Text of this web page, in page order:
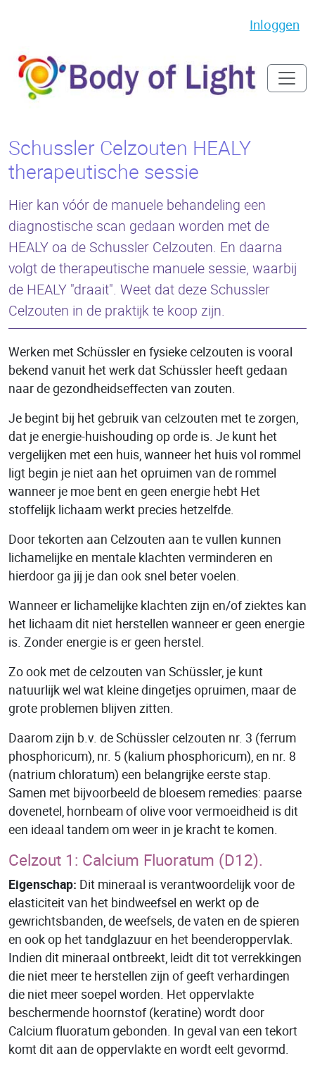
Inloggen
Schussler Celzouten HEALY
therapeutische sessie
Hier kan vóór de manuele behandeling een
diagnostische scan gedaan worden met de
HEALY oa de Schussler Celzouten. En daarna
volgt de therapeutische manuele sessie, waarbij
de HEALY "draait". Weet dat deze Schussler
Celzouten in de praktijk te koop zijn.
Werken met Schüssler en fysieke celzouten is vooral
bekend vanuit het werk dat Schüssler heeft gedaan
naar de gezondheidseffecten van zouten.
Je begint bij het gebruik van celzouten met te zorgen,
dat je energie-huishouding op orde is. Je kunt het
vergelijken met een huis, wanneer het huis vol rommel
ligt begin je niet aan het opruimen van de rommel
wanneer je moe bent en geen energie hebt Het
stoffelijk lichaam werkt precies hetzelfde.
Door tekorten aan Celzouten aan te vullen kunnen
lichamelijke en mentale klachten verminderen en
hierdoor ga jij je dan ook snel beter voelen.
Wanneer er lichamelijke klachten zijn en/of ziektes kan
het lichaam dit niet herstellen wanneer er geen energie
is. Zonder energie is er geen herstel.
Zo ook met de celzouten van Schüssler, je kunt
natuurlijk wel wat kleine dingetjes opruimen, maar de
grote problemen blijven zitten.
Daarom zijn b.v. de Schüssler celzouten nr. 3 (ferrum
phosphoricum), nr. 5 (kalium phosphoricum), en nr. 8
(natrium chloratum) een belangrijke eerste stap.
Samen met bijvoorbeeld de bloesem remedies: paarse
dovenetel, hornbeam of olive voor vermoeidheid is dit
een ideaal tandem om weer in je kracht te komen.
Celzout 1: Calcium Fluoratum (D12).
Eigenschap: Dit mineraal is verantwoordelijk voor de
elasticiteit van het bindweefsel en werkt op de
gewrichtsbanden, de weefsels, de vaten en de spieren
en ook op het tandglazuur en het beenderoppervlak.
Indien dit mineraal ontbreekt, leidt dit tot verrekkingen
die niet meer te herstellen zijn of geeft verhardingen
die niet meer soepel worden. Het oppervlakte
beschermende hoornstof (keratine) wordt door
Calcium fluoratum gebonden. In geval van een tekort
komt dit aan de oppervlakte en wordt eelt gevormd.